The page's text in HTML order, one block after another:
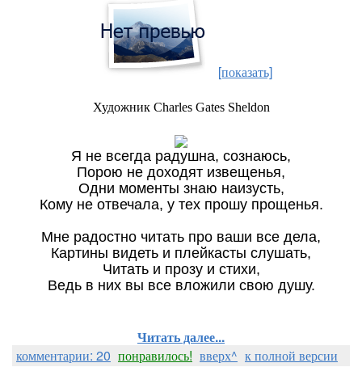
[показать]
Художник Charles Gates Sheldon
Я не всегда радушна, сознаюсь,
Порою не доходят извещенья,
Одни моменты знаю наизусть,
Кому не отвечала, у тех прошу прощенья.
Мне радостно читать про ваши все дела,
Картины видеть и плейкасты слушать,
Читать и прозу и стихи,
Ведь в них вы все вложили свою душу.
Читать далее...
комментарии: 20 понравилось! вверх^ к полной версии